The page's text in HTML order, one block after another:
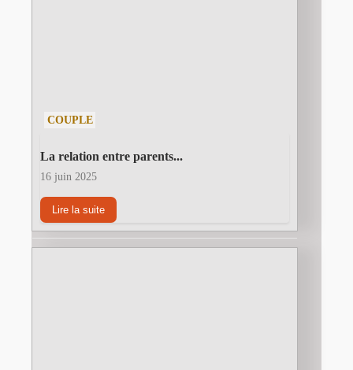
COUPLE
La relation entre parents...
16 juin 2025
Lire la suite